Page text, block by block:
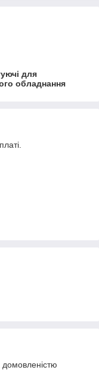
для
обладнання